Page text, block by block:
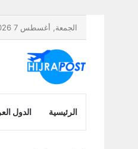
الجمعة, أغسطس 7 2026
الرئيسية الدول